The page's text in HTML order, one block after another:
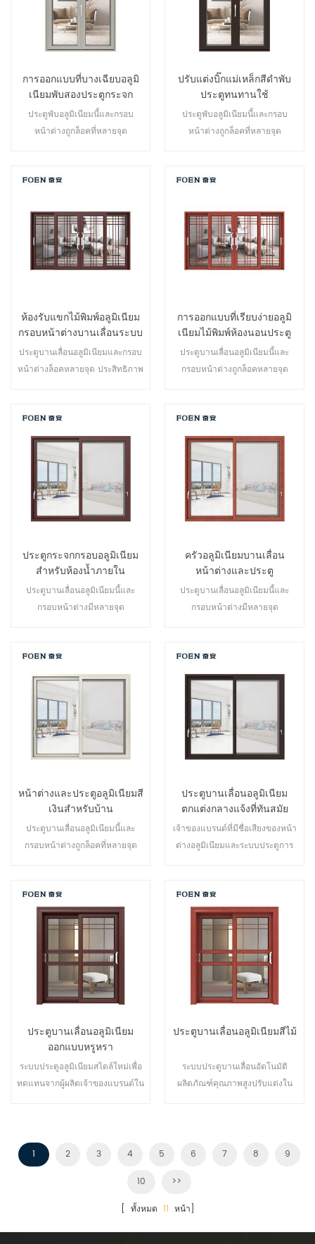
การออกแบบที่บางเฉียบอลูมิ
เนียมพับสองประตูกระจก
เคลือบ
ประตูพับอลูมิเนียมนี้และกรอบ
หน้าต่างถูกล็อคที่หลายจุด
เลิศ ประตูหลากหลายประเภทเพื่อ
สถาปัตยกรรมที่แตกต่างกัน
ปรับแต่งบิ๊กแม่เหล็กสีดำพับ
ประตูทนทานใช้
ประตูพับอลูมิเนียมนี้และกรอบ
หน้าต่างถูกล็อคที่หลายจุด
เลิศ ประตูหลากหลายประเภทเพื่อ
สถาปัตยกรรมที่แตกต่างกัน
ห้องรับแขกไม้พิมพ์อลูมิเนียม
กรอบหน้าต่างบานเลื่อนระบบ
ประตูบานเลื่อนอลูมิเนียมและกรอบ
หน้าต่างล็อคหลายจุด ประสิทธิภาพ
หลากหลายประเภทเพื่อตอบสนอง
ความต้องการด้านสถาปัตยกรรมที่
การออกแบบที่เรียบง่ายอลูมิ
เนียมไม้พิมพ์ห้องนอนประตู
บานเลื่อน
ประตูบานเลื่อนอลูมิเนียมนี้และ
กรอบหน้าต่างถูกล็อคหลายจุด
เลิศ ประตูหลากหลายประเภทเพื่อ
ตอบสนองความต้องการด้าน
ประตูกระจกกรอบอลูมิเนียม
สำหรับห้องน้ำภายใน
ประตูบานเลื่อนอลูมิเนียมนี้และ
กรอบหน้าต่างมีหลายจุด
เลิศ ประตูหลากหลายประเภทเพื่อ
ตอบสนองความต้องการด้าน
ครัวอลูมิเนียมบานเลื่อน
หน้าต่างและประตู
ประตูบานเลื่อนอลูมิเนียมนี้และ
กรอบหน้าต่างมีหลายจุด
เลิศ หลากหลายประเภทเพื่อตอบ
สนองความต้องการสถาปัตยกรรมที่
หน้าต่างและประตูอลูมิเนียมสี
เงินสำหรับบ้าน
ประตูบานเลื่อนอลูมิเนียมนี้และ
กรอบหน้าต่างถูกล็อคที่หลายจุด
เลิศ ประตูหลากหลายประเภทเพื่อ
ตอบสนองความต้องการด้าน
สถาปัตยกรรมที่แตกต่างกัน
ประตูบานเลื่อนอลูมิเนียม
ตกแต่งกลางแจ้งที่ทันสมัย
เจ้าของแบรนด์ที่มีชื่อเสียงของหน้า
ต่างอลูมิเนียมและระบบประตูการ
ประตูบานเลื่อนอลูมิเนียม
ออกแบบหรูหรา
ระบบประตูอลูมิเนียมสไตล์ใหม่เพื่อ
ทดแทนจากผู้ผลิตเจ้าของแบรนด์ใน
ประตูบานเลื่อนอลูมิเนียมสีไม้
ระบบประตูบานเลื่อนอัตโนมัติ
ผลิตภัณฑ์คุณภาพสูงปรับแต่งใน
1 2 3 4 5 6 7 8 9
10 >>
[ ทั้งหมด 11 หน้า]